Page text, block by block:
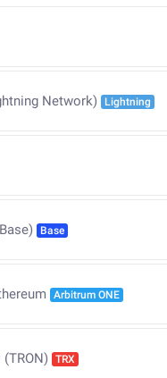
Network) Lightning
Base
Arbitrum ONE
(TRON) TRX